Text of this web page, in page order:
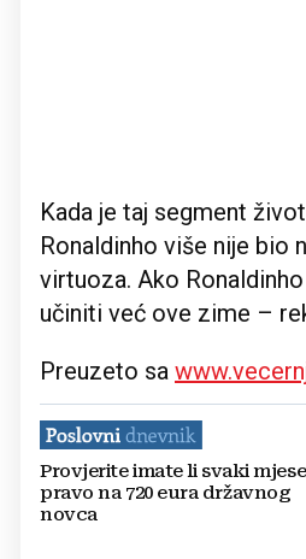
Kada je taj segment
Ronaldinho više nije bio
virtuoza. Ako
učiniti već ove zime –
Preuzeto sa
Provjerite imate li svaki
pravo na 720 eura državnog
novca